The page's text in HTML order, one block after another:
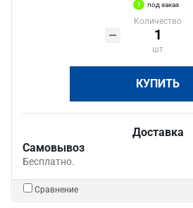
под заказ
Количество
шт
КУПИТЬ
Доставка
Самовывоз
Бесплатно.
Сравнение